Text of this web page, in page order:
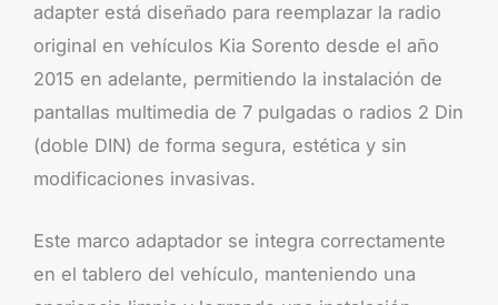
adapter está diseñado para reemplazar la radio
original en vehículos Kia Sorento desde el año
2015 en adelante, permitiendo la instalación de
pantallas multimedia de 7 pulgadas o radios 2 Din
(doble DIN) de forma segura, estética y sin
modificaciones invasivas.
Este marco adaptador se integra correctamente
en el tablero del vehículo, manteniendo una